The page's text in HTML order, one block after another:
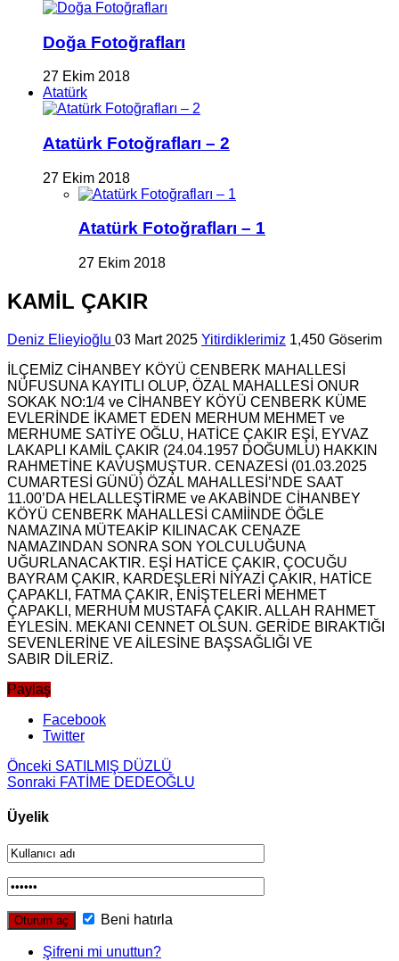
Doğa Fotoğrafları
27 Ekim 2018
Atatürk
Atatürk Fotoğrafları – 2
27 Ekim 2018
Atatürk Fotoğrafları – 1
27 Ekim 2018
KAMİL ÇAKIR
Deniz Elieyioğlu 03 Mart 2025 Yitirdiklerimiz 1,450 Göserim
İLÇEMİZ CİHANBEY KÖYÜ CENBERK MAHALLESİ
NÜFUSUNA KAYITLI OLUP, ÖZAL MAHALLESİ ONUR
SOKAK NO:1/4 ve CİHANBEY KÖYÜ CENBERK KÜME
EVLERİNDE İKAMET EDEN MERHUM MEHMET ve
MERHUME SATİYE OĞLU, HATİCE ÇAKIR EŞİ, EYVAZ
LAKAPLI KAMİL ÇAKIR (24.04.1957 DOĞUMLU) HAKKIN
RAHMETİNE KAVUŞMUŞTUR. CENAZESİ (01.03.2025
CUMARTESİ GÜNÜ) ÖZAL MAHALLESİ’NDE SAAT
11.00’DA HELALLEŞTİRME ve AKABİNDE CİHANBEY
KÖYÜ CENBERK MAHALLESİ CAMİİNDE ÖĞLE
NAMAZINA MÜTEAKİP KILINACAK CENAZE
NAMAZINDAN SONRA SON YOLCULUĞUNA
UĞURLANACAKTIR. EŞİ HATİCE ÇAKIR, ÇOCUĞU
BAYRAM ÇAKIR, KARDEŞLERİ NİYAZİ ÇAKIR, HATİCE
ÇAPAKLI, FATMA ÇAKIR, ENİŞTELERİ MEHMET
ÇAPAKLI, MERHUM MUSTAFA ÇAKIR. ALLAH RAHMET
EYLESİN. MEKANI CENNET OLSUN. GERİDE BIRAKTIĞI
SEVENLERİNE VE AİLESİNE BAŞSAĞLIĞI VE
SABIR DİLERİZ.
Paylaş
Facebook
Twitter
Önceki SATILMIŞ DÜZLÜ
Sonraki FATİME DEDEOĞLU
Üyelik
Beni hatırla
Şifreni mi unuttun?